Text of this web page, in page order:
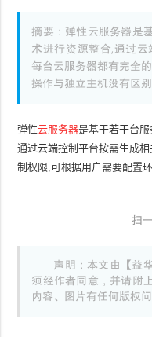
摘要：弹性云服务器是
术进行资源整合,通过
每台云服务器都有完全
操作与独立主机没有区别
弹性云服务器是基于若干台
通过云端控制平台按需生成
制权限,可根据用户需要配置
扫
声明：本文由【益
须经作者同意，并请附
内容、图片有任何版权